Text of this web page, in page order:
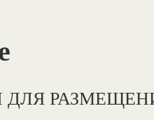
ДЛЯ